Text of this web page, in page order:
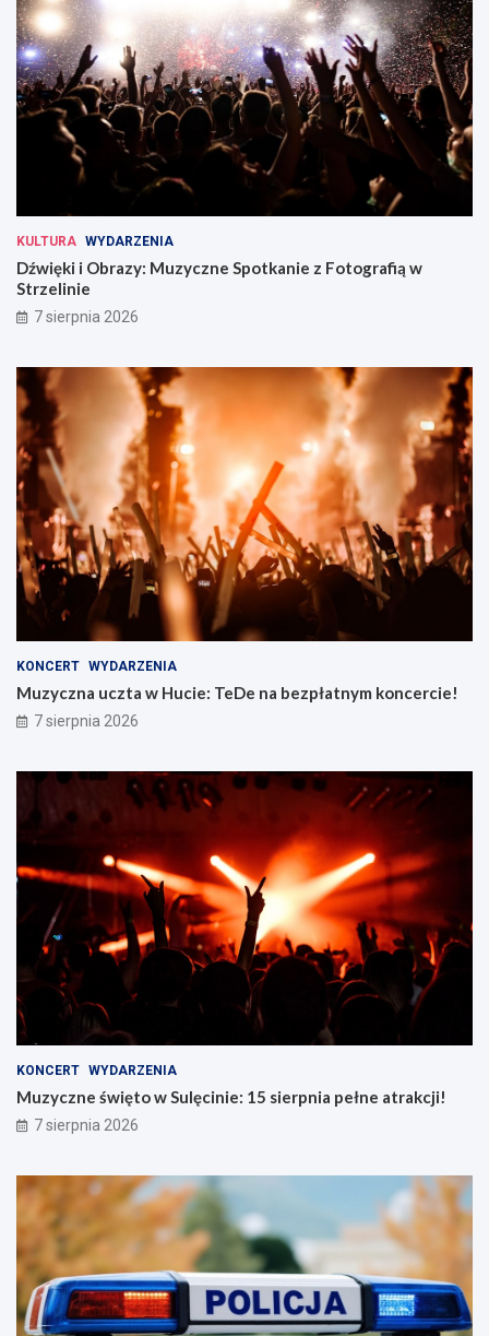
KULTURA WYDARZENIA
Dźwięki i Obrazy: Muzyczne Spotkanie z Fotografią w
Strzelinie
7 sierpnia 2026
KONCERT WYDARZENIA
Muzyczna uczta w Hucie: TeDe na bezpłatnym koncercie!
7 sierpnia 2026
KONCERT WYDARZENIA
Muzyczne święto w Sulęcinie: 15 sierpnia pełne atrakcji!
7 sierpnia 2026